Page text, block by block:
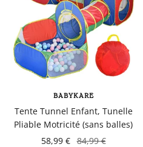
BABYKARE
Tente Tunnel Enfant, Tunelle
Pliable Motricité (sans balles)
58,99 € 84,99 €